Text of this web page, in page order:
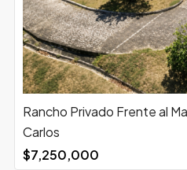
Rancho Privado Frente al
Carlos
$7,250,000